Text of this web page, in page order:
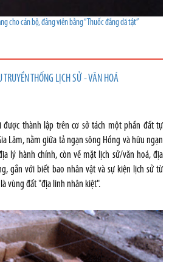
cho cán bộ, đảng viên bằng “Thuốc đắng dã tật”
THỐNG LỊCH SỬ - VĂN HOÁ
được thành lập trên cơ sở tách một phần đất tự
Lâm, nằm giữa tả ngạn sông Hồng và hữu ngạn
lý hành chính, còn về mặt lịch sử/văn hoá, địa
gắn với biết bao nhân vật và sự kiện lịch sử từ
vùng đất "địa linh nhân kiệt".